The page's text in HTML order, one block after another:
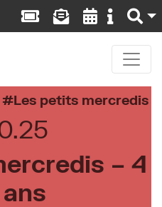
Les petits mercredis
– 4